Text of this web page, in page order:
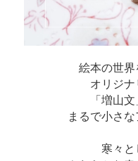
絵本の世
オリジ
「増山
まるで小さな
寒々と